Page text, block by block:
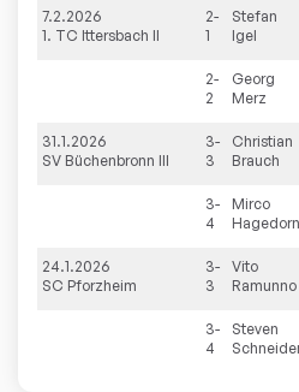
7.2.2026
1. TC Ittersbach II
2-
1
Stefan
Igel
2-
2
Georg
Merz
31.1.2026
SV Büchenbronn III
3-
3
Christian
Brauch
3-
4
Mirco
Hagedorn
24.1.2026
SC Pforzheim
3-
3
Vito
Ramunno
3-
4
Steven